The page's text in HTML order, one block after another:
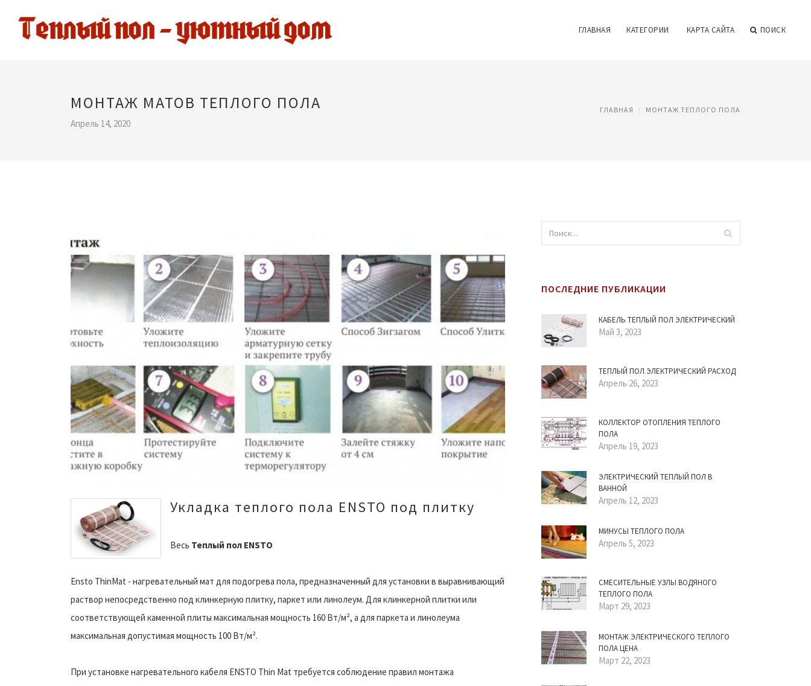
ГЛАВНАЯ КАТЕГОРИИ КАРТА САЙТА ПОИСК
МОНТАЖ МАТОВ ТЕПЛОГО ПОЛА
Апрель 14, 2020
ГЛАВНАЯ МОНТАЖ ТЕПЛОГО ПОЛА
Укладка теплого пола ENSTO под плитку
Весь Теплый пол ENSTO
Ensto ThinMat - нагревательный мат для подогрева пола, предназначенный для установки в выравнивающий
раствор непосредственно под клинкерную плитку, паркет или линолеум. Для клинкерной плитки или
соответствующей каменной плиты максимальная мощность 160 Вт/м², а для паркета и линолеума
максимальная допустимая мощность 100 Вт/м².
При установке нагревательного кабеля ENSTO Thin Mat требуется соблюдение правил монтажа
ПОСЛЕДНИЕ ПУБЛИКАЦИИ
КАБЕЛЬ ТЕПЛЫЙ ПОЛ ЭЛЕКТРИЧЕСКИЙ
Май 3, 2023
ТЕПЛЫЙ ПОЛ ЭЛЕКТРИЧЕСКИЙ РАСХОД
Апрель 26, 2023
КОЛЛЕКТОР ОТОПЛЕНИЯ ТЕПЛОГО
ПОЛА
Апрель 19, 2023
ЭЛЕКТРИЧЕСКИЙ ТЕПЛЫЙ ПОЛ В
ВАННОЙ
Апрель 12, 2023
МИНУСЫ ТЕПЛОГО ПОЛА
Апрель 5, 2023
СМЕСИТЕЛЬНЫЕ УЗЛЫ ВОДЯНОГО
ТЕПЛОГО ПОЛА
Март 29, 2023
МОНТАЖ ЭЛЕКТРИЧЕСКОГО ТЕПЛОГО
ПОЛА ЦЕНА
Март 22, 2023